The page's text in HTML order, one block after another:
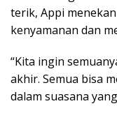
terik, Appi
kenyamanan dan
“Kita ingin
akhir. Semua bisa
dalam suasana